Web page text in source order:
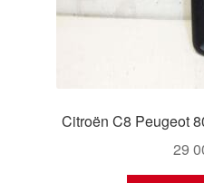
SzekérCitroën C8 Peugeot
29